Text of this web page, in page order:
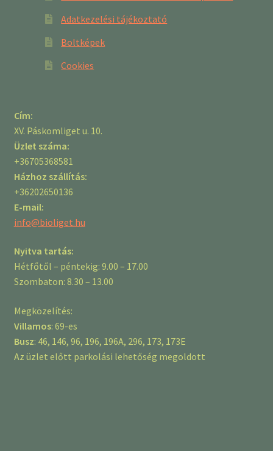
Adatkezelési tájékoztató
Boltképek
Cookies
Cím:
XV. Páskomliget u. 10.
Üzlet száma:
+36705368581
Házhoz szállítás:
+36202650136
E-mail:
info@bioliget.hu
Nyitva tartás:
Hétfőtől – péntekig: 9.00 – 17.00
Szombaton: 8.30 – 13.00
Megközelítés:
Villamos: 69-es
Busz: 46, 146, 96, 196, 196A, 296, 173, 173E
Az üzlet előtt parkolási lehetőség megoldott